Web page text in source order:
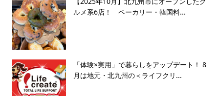
ルメ系6店！ ベーカリー・韓国料...
「体験×実用」で暮らしをアップデート！ 8
月は地元・北九州の＜ライフクリ...